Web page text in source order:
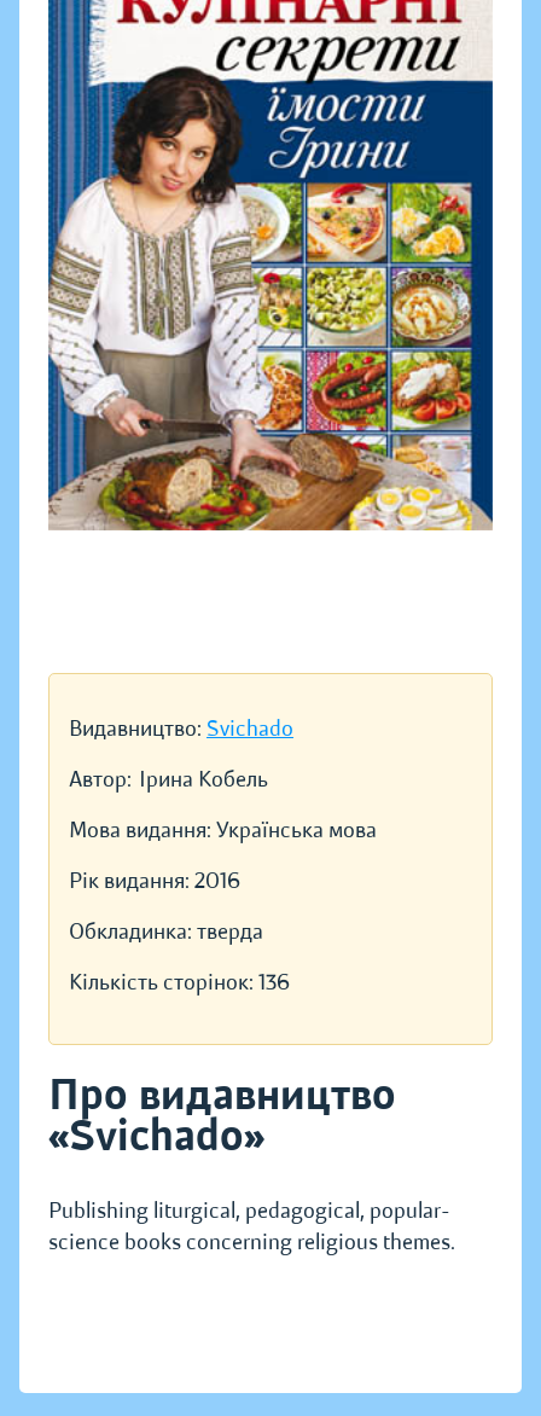
Видавництво: Svichado
Автор: Ірина Кобель
Мова видання: Українська мова
Рік видання: 2016
Обкладинка: тверда
Кількість сторінок: 136
Про видавництво
«Svichado»
Publishing liturgical, pedagogical, popular-
science books concerning religious themes.